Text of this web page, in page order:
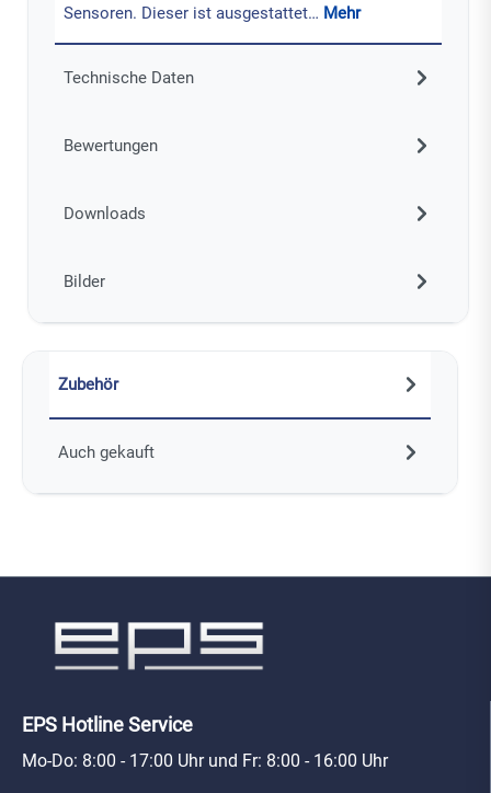
Sensoren. Dieser ist ausgestattet… Mehr
Technische Daten
Bewertungen
Downloads
Bilder
Zubehör
Auch gekauft
EPS Hotline Service
Mo-Do: 8:00 - 17:00 Uhr und Fr: 8:00 - 16:00 Uhr